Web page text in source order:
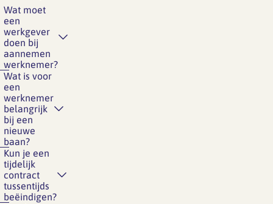
Wat moet
een
werkgever
doen bij
aannemen
werknemer?
Wat is voor
een
werknemer
belangrijk
bij een
nieuwe
baan?
Kun je een
tijdelijk
contract
tussentijds
beëindigen?